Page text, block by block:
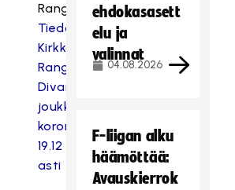
Rangers:
Tiedote:
Kirkkonummen
Rangersin
Divari-
joukkue
koronakaranteeniin
19.12
asti
ehdokasasett
elu ja
valinnat
04.08.2026
F-liigan alku
häämöttää:
Avauskierrok